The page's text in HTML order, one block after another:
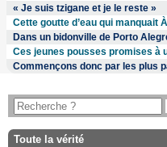
« Je suis tzigane et je le reste »
Cette goutte d’eau qui manquait
Dans un bidonville de Porto
Ces jeunes pousses promises à
Commençons donc par les plus
Toute la vérité